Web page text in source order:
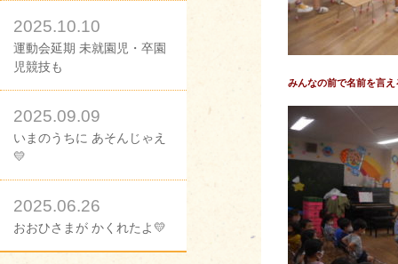
2025.10.10
運動会延期 未就園児・卒園
児競技も
2025.09.09
いまのうちに あそんじゃえ
💛
2025.06.26
おおひさまが かくれたよ💛
みんなの前で名前を言